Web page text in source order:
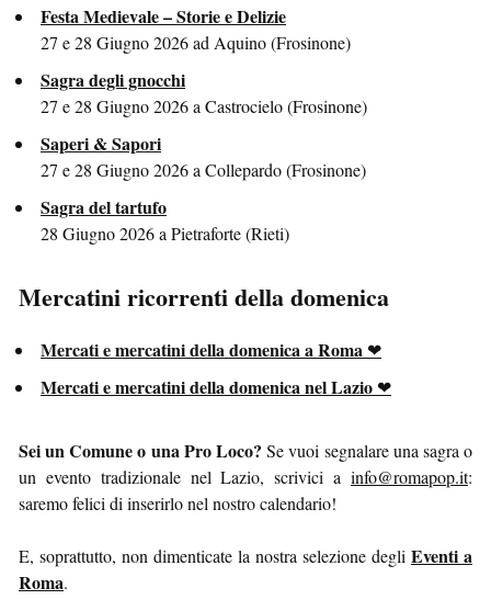
Festa Medievale – Storie e Delizie
27 e 28 Giugno 2026 ad Aquino (Frosinone)
Sagra degli gnocchi
27 e 28 Giugno 2026 a Castrocielo (Frosinone)
Saperi & Sapori
27 e 28 Giugno 2026 a Collepardo (Frosinone)
Sagra del tartufo
28 Giugno 2026 a Pietraforte (Rieti)
Mercatini ricorrenti della domenica
Mercati e mercatini della domenica a Roma
Mercati e mercatini della domenica nel Lazio
Sei un Comune o una Pro Loco? Se vuoi segnalare una sagra o
un evento tradizionale nel Lazio, scrivici a info@romapop.it:
saremo felici di inserirlo nel nostro calendario!
E, soprattutto, non dimenticate la nostra selezione degli Eventi a
Roma.